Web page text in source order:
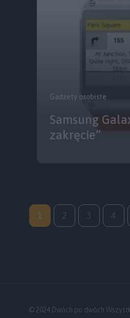
Gadżety osobiste
Samsung
zakręcie”
1 2 3 4
© 2024 Dwóch po dwóch